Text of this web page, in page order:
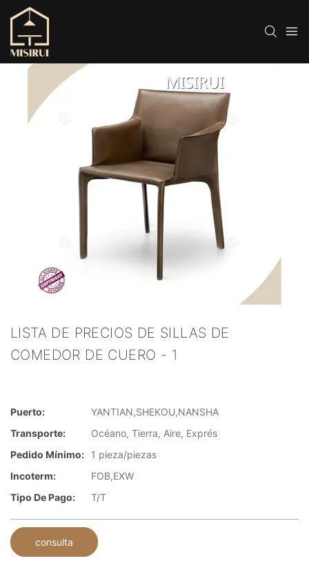
LISTA DE PRECIOS DE SILLAS DE
COMEDOR DE CUERO - 1
Puerto:
YANTIAN,SHEKOU,NANSHA
Transporte:
Océano, Tierra, Aire, Exprés
Pedido Mínimo:
1 pieza/piezas
Incoterm:
FOB,EXW
Tipo De Pago:
T/T
consulta